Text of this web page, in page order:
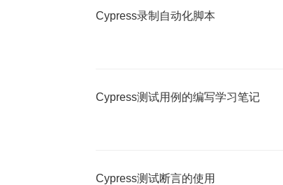
Cypress录制自动化脚本
Cypress测试用例的编写学习笔记
Cypress测试断言的使用